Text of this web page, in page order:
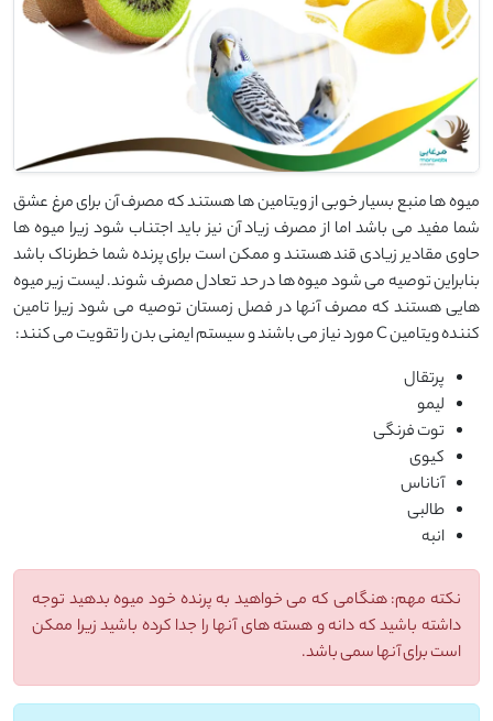
میوه ها منبع بسیار خوبی از ویتامین ها هستند که مصرف آن برای مرغ عشق
شما مفید می باشد اما از مصرف زیاد آن نیز باید اجتناب شود زیرا میوه ها
حاوی مقادیر زیادی قند هستند و ممکن است برای پرنده شما خطرناک باشد
بنابراین توصیه می شود میوه ها در حد تعادل مصرف شوند. لیست زیر میوه
هایی هستند که مصرف آنها در فصل زمستان توصیه می شود زیرا تامین
کننده ویتامین C مورد نیاز می باشند و سیستم ایمنی بدن را تقویت می کنند:
پرتقال
لیمو
توت فرنگی
کیوی
آناناس
طالبی
انبه
نکته مهم: هنگامی که می خواهید به پرنده خود میوه بدهید توجه
داشته باشید که دانه و هسته های آنها را جدا کرده باشید زیرا ممکن
است برای آنها سمی باشد.